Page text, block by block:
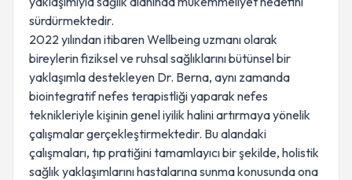
sürdürmektedir.
2022 yılından itibaren Wellbeing uzmanı olarak
bireylerin fiziksel ve ruhsal sağlıklarını bütünsel bir
yaklaşımla destekleyen Dr. Berna, aynı zamanda
biointegratif nefes terapistliği yaparak nefes
teknikleriyle kişinin genel iyilik halini artırmaya yönelik
çalışmalar gerçekleştirmektedir. Bu alandaki
çalışmaları, tıp pratiğini tamamlayıcı bir şekilde, holistik
sağlık yaklaşımlarını hastalarına sunma konusunda ona